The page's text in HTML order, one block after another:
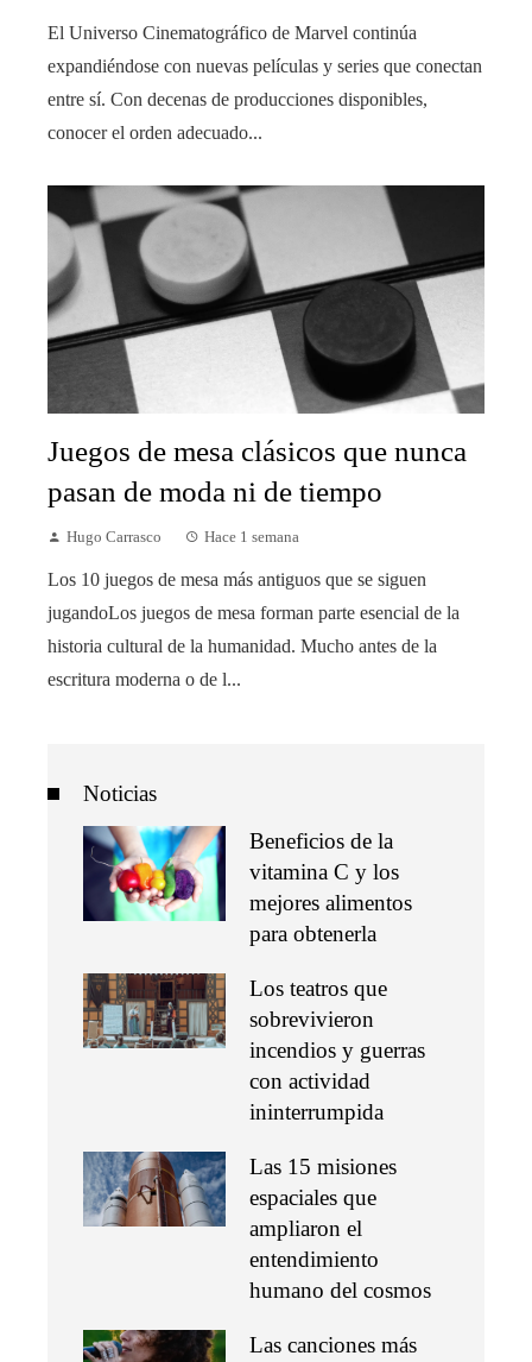
El Universo Cinematográfico de Marvel continúa
expandiéndose con nuevas películas y series que conectan
entre sí. Con decenas de producciones disponibles,
conocer el orden adecuado...
Juegos de mesa clásicos que nunca
pasan de moda ni de tiempo
Hugo Carrasco Hace 1 semana
Los 10 juegos de mesa más antiguos que se siguen
jugandoLos juegos de mesa forman parte esencial de la
historia cultural de la humanidad. Mucho antes de la
escritura moderna o de l...
Noticias
Beneficios de la
vitamina C y los
mejores alimentos
para obtenerla
Los teatros que
sobrevivieron
incendios y guerras
con actividad
ininterrumpida
Las 15 misiones
espaciales que
ampliaron el
entendimiento
humano del cosmos
Las canciones más